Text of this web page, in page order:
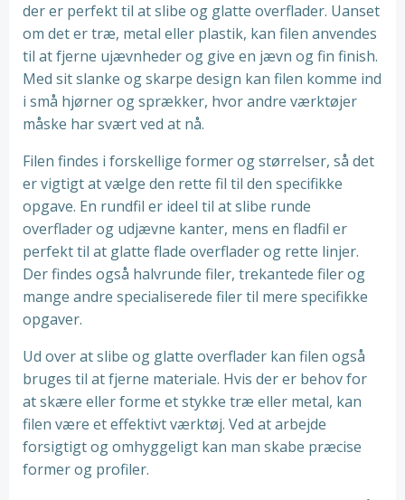
der er perfekt til at slibe og glatte overflader. Uanset
om det er træ, metal eller plastik, kan filen anvendes
til at fjerne ujævnheder og give en jævn og fin finish.
Med sit slanke og skarpe design kan filen komme ind
i små hjørner og sprækker, hvor andre værktøjer
måske har svært ved at nå.
Filen findes i forskellige former og størrelser, så det
er vigtigt at vælge den rette fil til den specifikke
opgave. En rundfil er ideel til at slibe runde
overflader og udjævne kanter, mens en fladfil er
perfekt til at glatte flade overflader og rette linjer.
Der findes også halvrunde filer, trekantede filer og
mange andre specialiserede filer til mere specifikke
opgaver.
Ud over at slibe og glatte overflader kan filen også
bruges til at fjerne materiale. Hvis der er behov for
at skære eller forme et stykke træ eller metal, kan
filen være et effektivt værktøj. Ved at arbejde
forsigtigt og omhyggeligt kan man skabe præcise
former og profiler.